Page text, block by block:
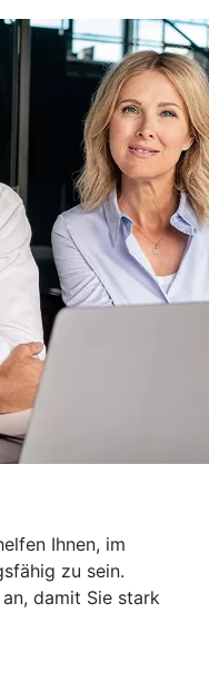
Ihnen, im
zu sein.
damit Sie stark